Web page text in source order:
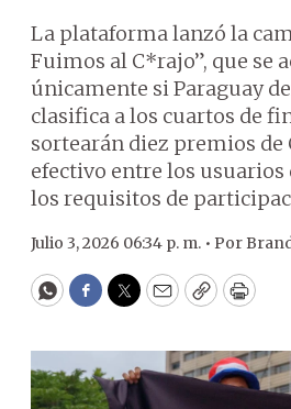
La plataforma lanzó la
Fuimos al C*rajo”, que se
únicamente si Paraguay
clasifica a los cuartos de
sortearán diez premios de
efectivo entre los
los requisitos de
Julio 3, 2026 06:34 p. m. • Por
WhatsApp
Facebook
Twitter
EmailCopyPrint